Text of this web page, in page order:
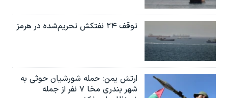
توقف ۲۴ نفتکش تحریم‌شده در هرمز
ارتش یمن: حمله شورشیان حوثی به
شهر بندری مخا ۷ نفر از جمله